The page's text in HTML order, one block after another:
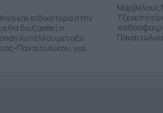
και ειδικότερα στην
θα διεξαχθεί η
Κυπέλλου μεταξύ
Παναιτωλικού, για...
Μάρβελους
Τζενεπό